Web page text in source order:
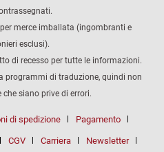
merce imballata (ingombranti e
esclusi).
di recesso per tutte le informazioni.
programmi di traduzione, quindi non
siano prive di errori.
di spedizione Pagamento
CGV Carriera Newsletter